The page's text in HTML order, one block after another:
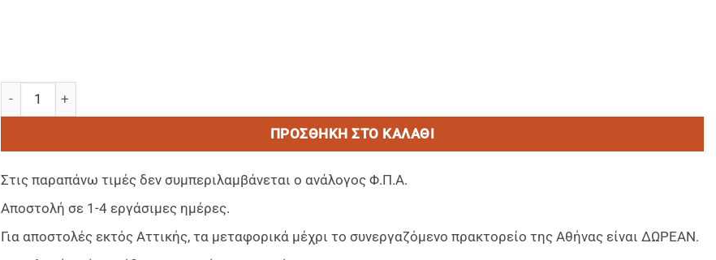
SKIN ESSENTIALS Shampoo & Shower Gel-Σαμπουάν & Αφρόλουτρο μαζι (2σε1) σε μπουκάλι 400ml με αντλία, για
ΠΡΟΣΘΉΚΗ ΣΤΟ ΚΑΛΆΘΙ
Στις παραπάνω τιμές δεν συμπεριλαμβάνεται ο ανάλογος Φ.Π.Α.
Αποστολή σε 1-4 εργάσιμες ημέρες.
Για αποστολές εκτός Αττικής, τα μεταφορικά μέχρι το συνεργαζόμενο πρακτορείο της Αθήνας είναι ΔΩΡΕΑΝ.